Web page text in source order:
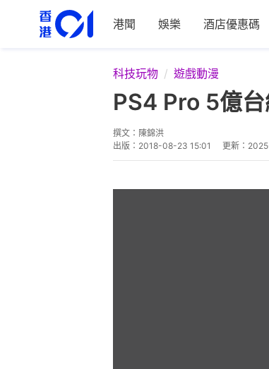
港聞 娛樂 酒店優惠碼
科技玩物 遊戲動漫
PS4 Pro 5億
撰文： 陳錦洪
出版： 2018-08-23 15:01 更新：